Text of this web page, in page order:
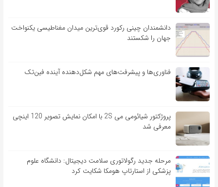
دانشمندان چینی رکورد قوی‌ترین میدان مغناطیسی یکنواخت
جهان را شکستند
فناوری‌ها و پیشرفت‌های مهم شکل‌دهنده آینده فین‌تک
پروژکتور شیائومی می 2S با امکان نمایش تصویر 120 اینچی
معرفی شد
مرحله جدید رگولاتوری سلامت دیجیتال: دانشگاه علوم
پزشکی از استارتاپ هومکا شکایت کرد